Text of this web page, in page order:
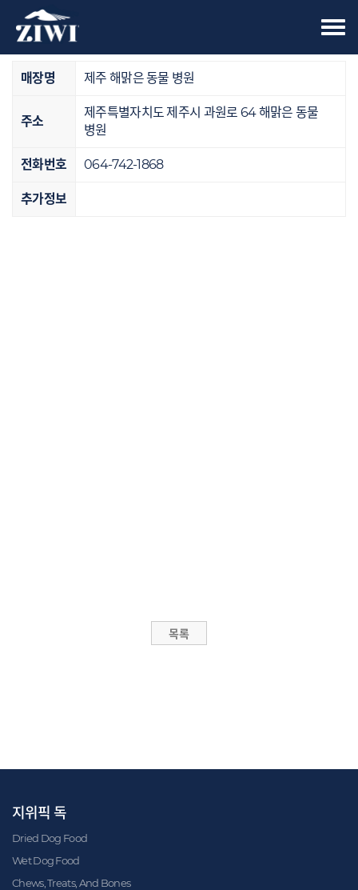
오프라인 매장
매장명 제주 해맑은 동물 병원
주소
제주특별자치도 제주시 과원로 64 해맑은 동물
병원
전화번호 064-742-1868
추가정보
지위픽 독
Dried Dog Food
Wet Dog Food
Chews, Treats, And Bones